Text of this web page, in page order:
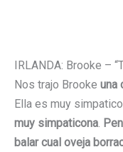
IRLANDA: Brooke –
Nos trajo Brooke una
Ella es muy
muy simpaticona.
balar cual oveja